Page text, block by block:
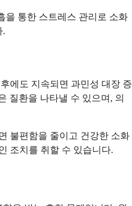
을 통한 스트레스 관리로 소화
.
에도 지속되면 과민성 대장 증
질환을 나타낼 수 있으며, 의
불편함을 줄이고 건강한 소화
조치를 취할 수 있습니다.